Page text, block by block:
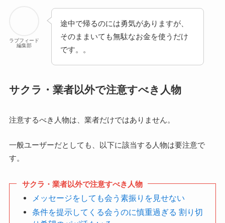
ラブフィード
編集部
途中で帰るのには勇気がありますが、
そのままいても無駄なお金を使うだけ
です。。
サクラ・業者以外で注意すべき人物
注意するべき人物は、業者だけではありません。
一般ユーザーだとしても、以下に該当する人物は要注意で
す。
サクラ・業者以外で注意すべき人物
メッセージをしても会う素振りを見せない
条件を提示してくる会うのに慎重過ぎる 割り切